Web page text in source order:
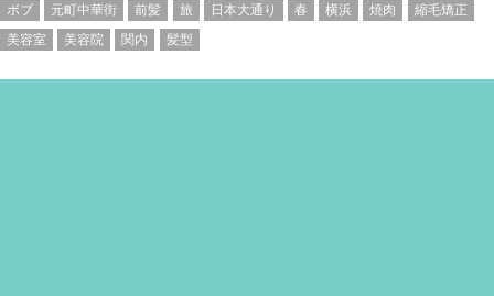
ボブ
元町中華街 前髪 旅 日本大通り 春 横浜 焼肉
縮毛矯正
美容室
美容院 関内 髪型